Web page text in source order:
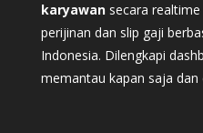
karyawan secara
perijinan dan slip gaji
Indonesia. Dilengkapi
memantau kapan saja dan